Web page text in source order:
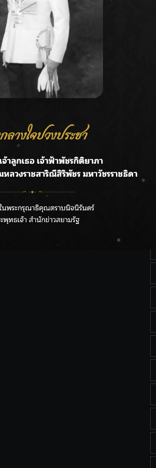
ติดตามแก้ปัญหาโครงการประตู
นไว้ตอนยังมีชีวิต”
ค์ฯ ติดตามโครงการหุบกะพง–ห้วย
งน้ำเพชรบุรี
ระเทศ เตรียมเครื่องจักรรับมือน้ำ